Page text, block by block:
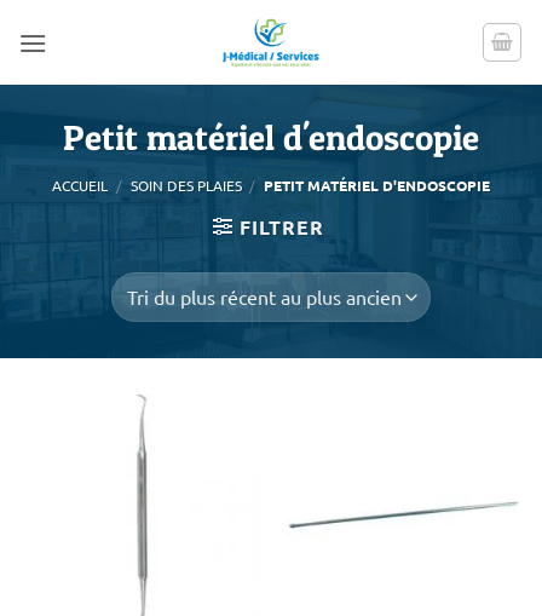
Petit matériel d'endoscopie
ACCUEIL / SOIN DES PLAIES / PETIT MATÉRIEL D'ENDOSCOPIE
FILTRER